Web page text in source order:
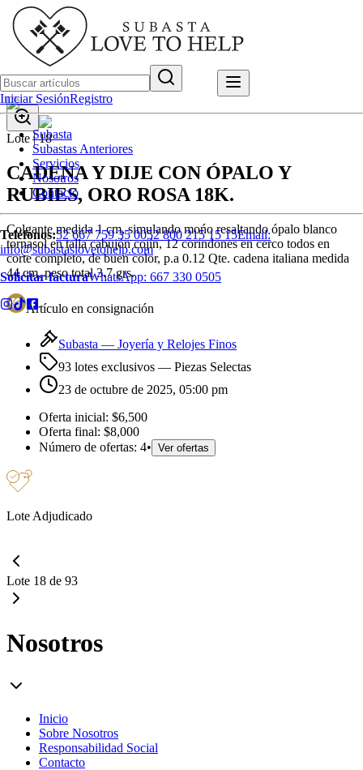
Iniciar SesiónRegistro
Subasta
Subastas Anteriores
Servicios
Nosotros
Contacto
Teléfonos:52 667 759 35 0052 800 215 15 15Email:
info@subastaslovetohelp.com
Solicitar facturaWhatsApp: 667 330 0505
Lote |18
CADENA Y DIJE CON ÓPALO Y
RUBIES, ORO ROSA 18K.
Colgante medida 1 cm, simulando mońo resaltando ópalo blanco
tornasol en talla cabujón cojín, 12 corindones en cerco todos en
corte completo, de buen color, p.a 0.12 Qte. cadena italiana medida
44 cm, peso total 3.7 grs.
Artículo en consignación
Subasta — Joyería y Relojes Finos
93 lotes exclusivos — Piezas Selectas
23 de octubre de 2025, 05:00 pm
Oferta inicial: $6,500
Oferta final: $8,000
Número de ofertas: 4• Ver ofertas
Lote Adjudicado
Lote 18 de 93
Nosotros
Inicio
Sobre Nosotros
Responsabilidad Social
Contacto